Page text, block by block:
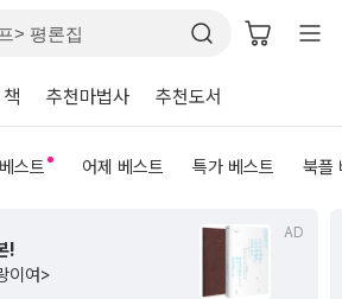
추천마법사 추천도서
스트 어제 베스트 특가 베스트 북플
AD
!
이여>